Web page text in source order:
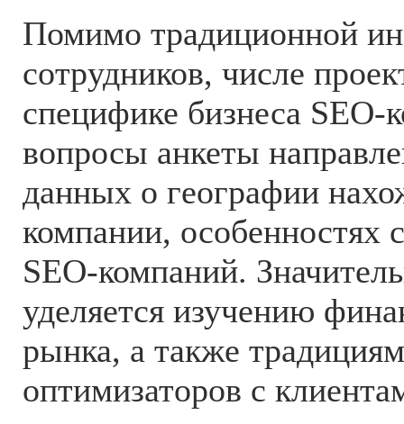
Помимо традиционной
сотрудников, числе
специфике бизнеса
вопросы анкеты
данных о географии
компании, особенностях
SEO-компаний.
уделяется изучению
рынка, а также
оптимизаторов с